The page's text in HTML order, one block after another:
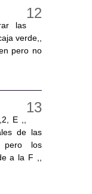
las
verde,,
pero no
E ,,
de las
pero los
a la F ,,